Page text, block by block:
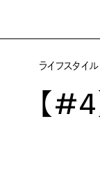
ライフスタイル
【